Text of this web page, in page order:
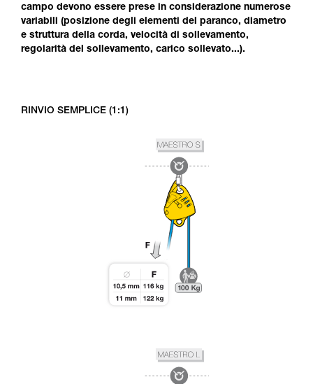
campo devono essere prese in considerazione numerose
variabili (posizione degli elementi del paranco, diametro
e struttura della corda, velocità di sollevamento,
regolarità del sollevamento, carico sollevato...).
RINVIO SEMPLICE (1:1)